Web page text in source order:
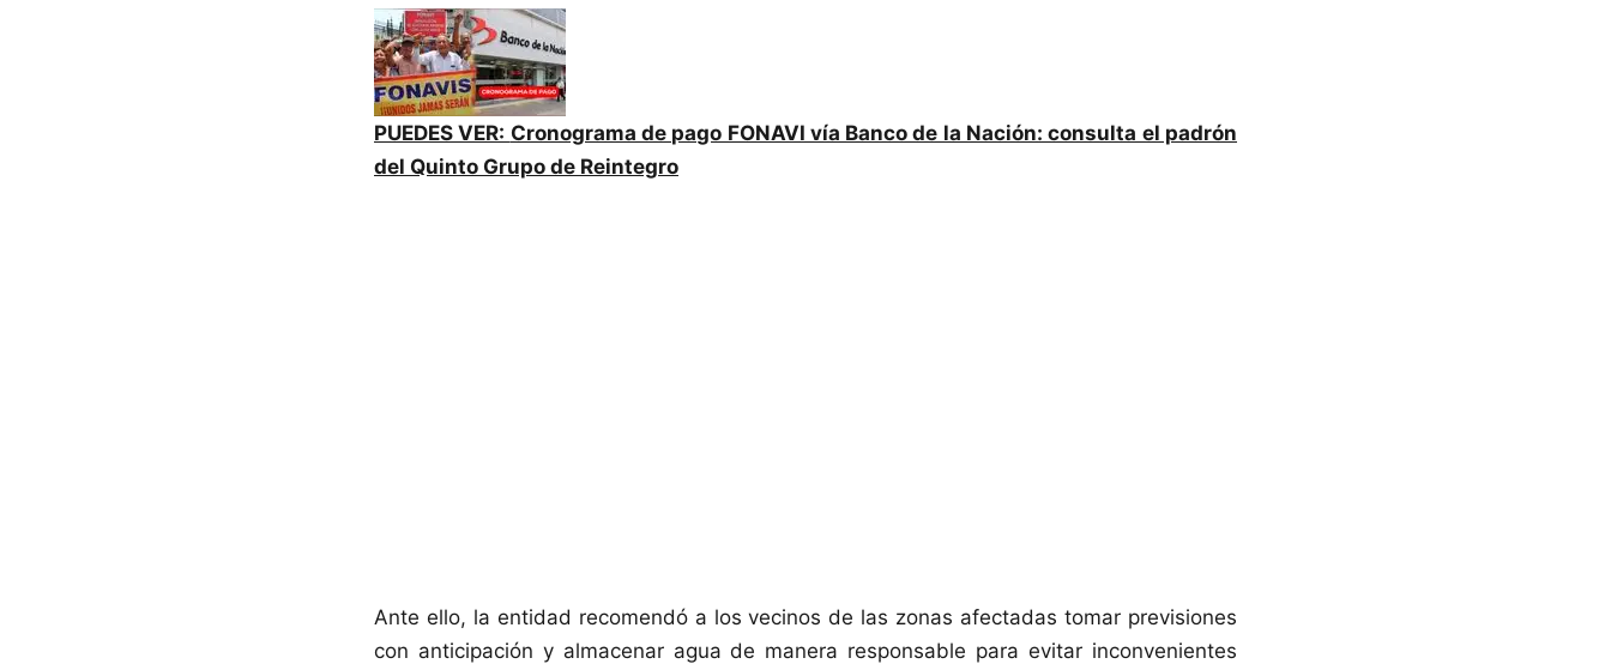
PUEDES VER: Cronograma de pago FONAVI vía Banco de la Nación: consulta el padrón
del Quinto Grupo de Reintegro
Ante ello, la entidad recomendó a los vecinos de las zonas afectadas tomar previsiones
con anticipación y almacenar agua de manera responsable para evitar inconvenientes